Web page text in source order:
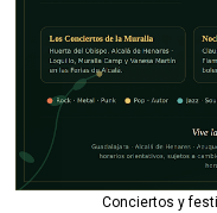
Conciertos y